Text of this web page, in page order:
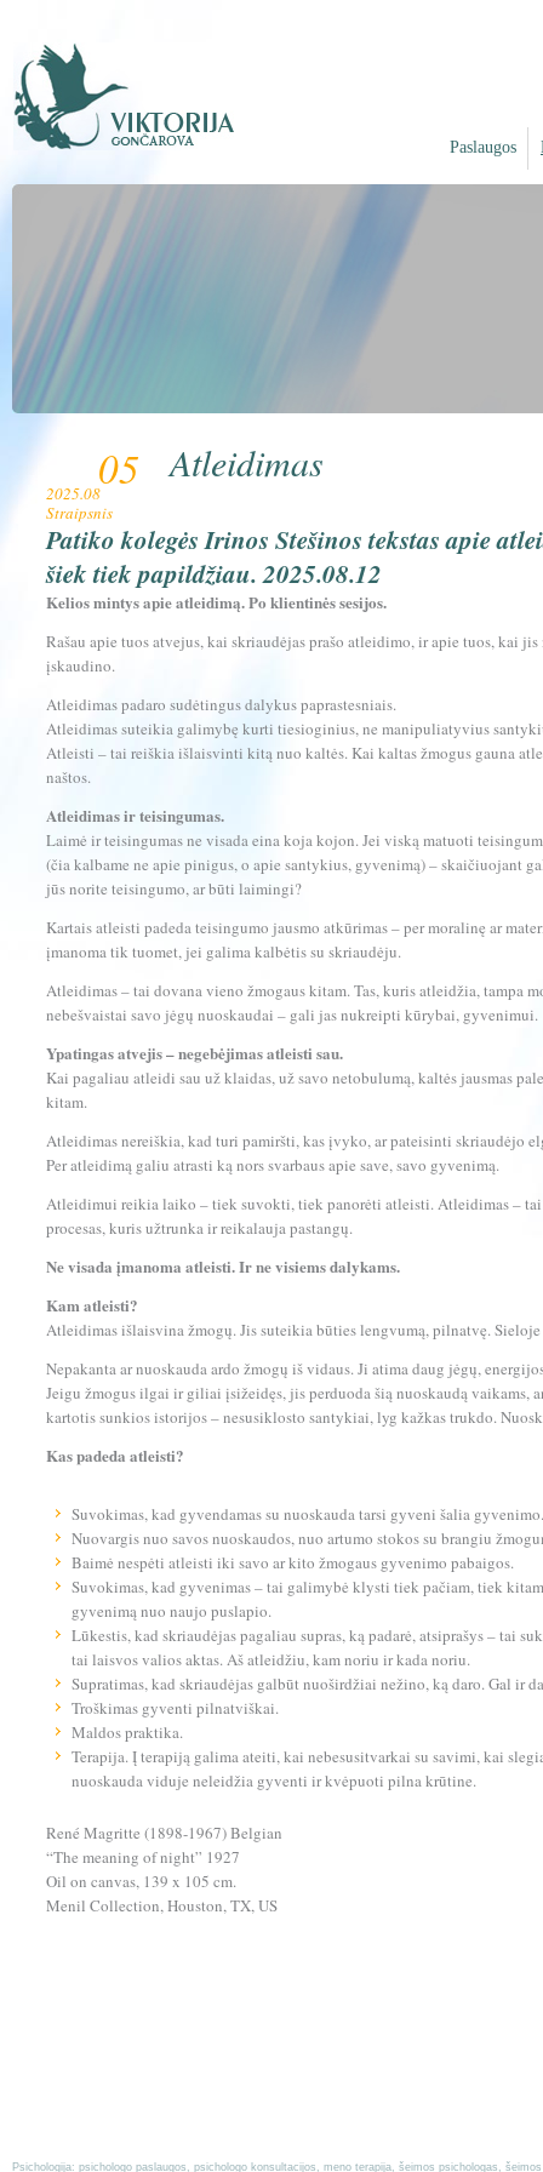
Paslaugos
05
2025.08
Straipsnis
Atleidimas
Patiko kolegės Irinos Stešinos tekstas apie
šiek tiek papildžiau. 2025.08.12
Kelios mintys apie atleidimą. Po klientinės sesijos.
Rašau apie tuos atvejus, kai skriaudėjas prašo atleidimo, ir apie tuos, kai jis
įskaudino.
Atleidimas padaro sudėtingus dalykus paprastesniais.
Atleidimas suteikia galimybę kurti tiesioginius, ne manipuliatyvius
Atleisti – tai reiškia išlaisvinti kitą nuo kaltės. Kai kaltas žmogus gauna
naštos.
Atleidimas ir teisingumas.
Laimė ir teisingumas ne visada eina koja kojon. Jei viską matuoti
(čia kalbame ne apie pinigus, o apie santykius, gyvenimą) – skaičiuojant
jūs norite teisingumo, ar būti laimingi?
Kartais atleisti padeda teisingumo jausmo atkūrimas – per moralinę ar
įmanoma tik tuomet, jei galima kalbėtis su skriaudėju.
Atleidimas – tai dovana vieno žmogaus kitam. Tas, kuris atleidžia, tampa
nebešvaistai savo jėgų nuoskaudai – gali jas nukreipti kūrybai, gyvenimui.
Ypatingas atvejis – negebėjimas atleisti sau.
Kai pagaliau atleidi sau už klaidas, už savo netobulumą, kaltės jausmas
kitam.
Atleidimas nereiškia, kad turi pamiršti, kas įvyko, ar pateisinti skriaudėjo
Per atleidimą galiu atrasti ką nors svarbaus apie save, savo gyvenimą.
Atleidimui reikia laiko – tiek suvokti, tiek panorėti atleisti. Atleidimas –
procesas, kuris užtrunka ir reikalauja pastangų.
Ne visada įmanoma atleisti. Ir ne visiems dalykams.
Kam atleisti?
Atleidimas išlaisvina žmogų. Jis suteikia būties lengvumą, pilnatvę.
Nepakanta ar nuoskauda ardo žmogų iš vidaus. Ji atima daug jėgų,
Jeigu žmogus ilgai ir giliai įsižeidęs, jis perduoda šią nuoskaudą vaikams,
kartotis sunkios istorijos – nesusiklosto santykiai, lyg kažkas trukdo.
Kas padeda atleisti?
Suvokimas, kad gyvendamas su nuoskauda tarsi gyveni šalia
Nuovargis nuo savos nuoskaudos, nuo artumo stokos su brangiu
Baimė nespėti atleisti iki savo ar kito žmogaus gyvenimo pabaigos.
Suvokimas, kad gyvenimas – tai galimybė klysti tiek pačiam, tiek
gyvenimą nuo naujo puslapio.
Lūkestis, kad skriaudėjas pagaliau supras, ką padarė, atsiprašys – tai
tai laisvos valios aktas. Aš atleidžiu, kam noriu ir kada noriu.
Supratimas, kad skriaudėjas galbūt nuoširdžiai nežino, ką daro. Gal ir
Troškimas gyventi pilnatviškai.
Maldos praktika.
Terapija. Į terapiją galima ateiti, kai nebesusitvarkai su savimi, kai
nuoskauda viduje neleidžia gyventi ir kvėpuoti pilna krūtine.
René Magritte (1898-1967) Belgian
“The meaning of night” 1927
Oil on canvas, 139 x 105 cm.
Menil Collection, Houston, TX, US
Psichologija: psichologo paslaugos, psichologo konsultacijos, meno terapija, šeimos psichologas,